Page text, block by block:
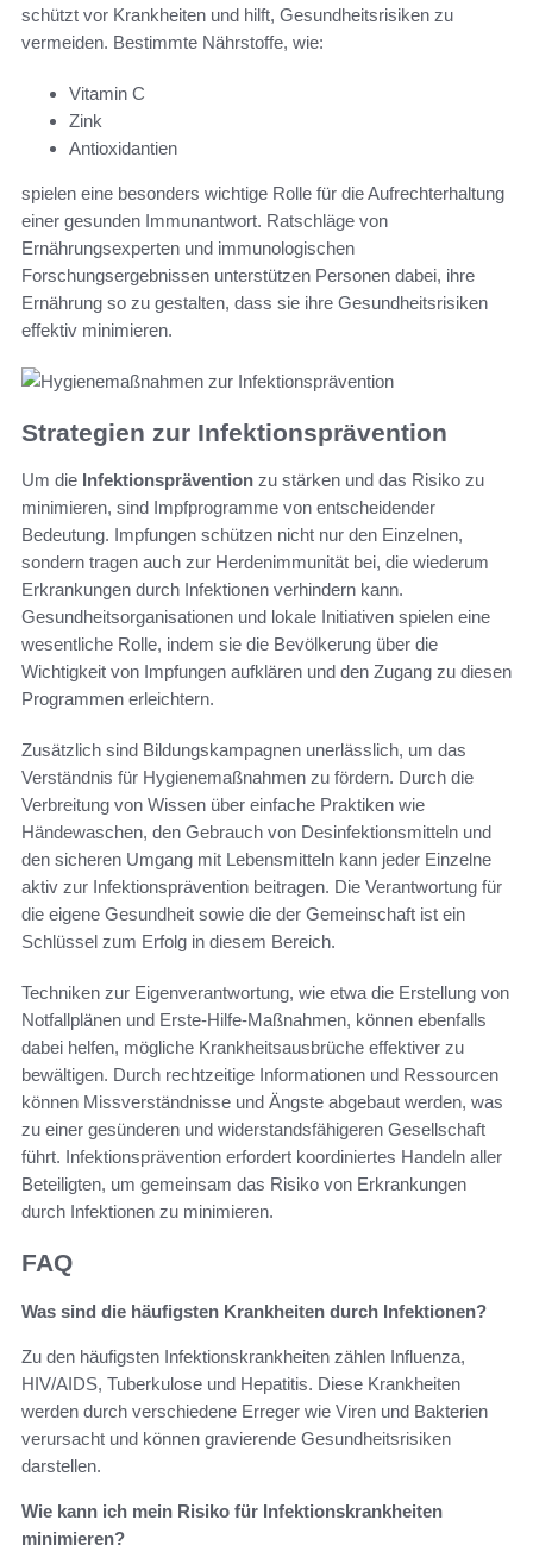
schützt vor Krankheiten und hilft, Gesundheitsrisiken zu
vermeiden. Bestimmte Nährstoffe, wie:
Vitamin C
Zink
Antioxidantien
spielen eine besonders wichtige Rolle für die Aufrechterhaltung
einer gesunden Immunantwort. Ratschläge von
Ernährungsexperten und immunologischen
Forschungsergebnissen unterstützen Personen dabei, ihre
Ernährung so zu gestalten, dass sie ihre Gesundheitsrisiken
effektiv minimieren.
Strategien zur Infektionsprävention
Um die Infektionsprävention zu stärken und das Risiko zu
minimieren, sind Impfprogramme von entscheidender
Bedeutung. Impfungen schützen nicht nur den Einzelnen,
sondern tragen auch zur Herdenimmunität bei, die wiederum
Erkrankungen durch Infektionen verhindern kann.
Gesundheitsorganisationen und lokale Initiativen spielen eine
wesentliche Rolle, indem sie die Bevölkerung über die
Wichtigkeit von Impfungen aufklären und den Zugang zu diesen
Programmen erleichtern.
Zusätzlich sind Bildungskampagnen unerlässlich, um das
Verständnis für Hygienemaßnahmen zu fördern. Durch die
Verbreitung von Wissen über einfache Praktiken wie
Händewaschen, den Gebrauch von Desinfektionsmitteln und
den sicheren Umgang mit Lebensmitteln kann jeder Einzelne
aktiv zur Infektionsprävention beitragen. Die Verantwortung für
die eigene Gesundheit sowie die der Gemeinschaft ist ein
Schlüssel zum Erfolg in diesem Bereich.
Techniken zur Eigenverantwortung, wie etwa die Erstellung von
Notfallplänen und Erste-Hilfe-Maßnahmen, können ebenfalls
dabei helfen, mögliche Krankheitsausbrüche effektiver zu
bewältigen. Durch rechtzeitige Informationen und Ressourcen
können Missverständnisse und Ängste abgebaut werden, was
zu einer gesünderen und widerstandsfähigeren Gesellschaft
führt. Infektionsprävention erfordert koordiniertes Handeln aller
Beteiligten, um gemeinsam das Risiko von Erkrankungen
durch Infektionen zu minimieren.
FAQ
Was sind die häufigsten Krankheiten durch Infektionen?
Zu den häufigsten Infektionskrankheiten zählen Influenza,
HIV/AIDS, Tuberkulose und Hepatitis. Diese Krankheiten
werden durch verschiedene Erreger wie Viren und Bakterien
verursacht und können gravierende Gesundheitsrisiken
darstellen.
Wie kann ich mein Risiko für Infektionskrankheiten
minimieren?